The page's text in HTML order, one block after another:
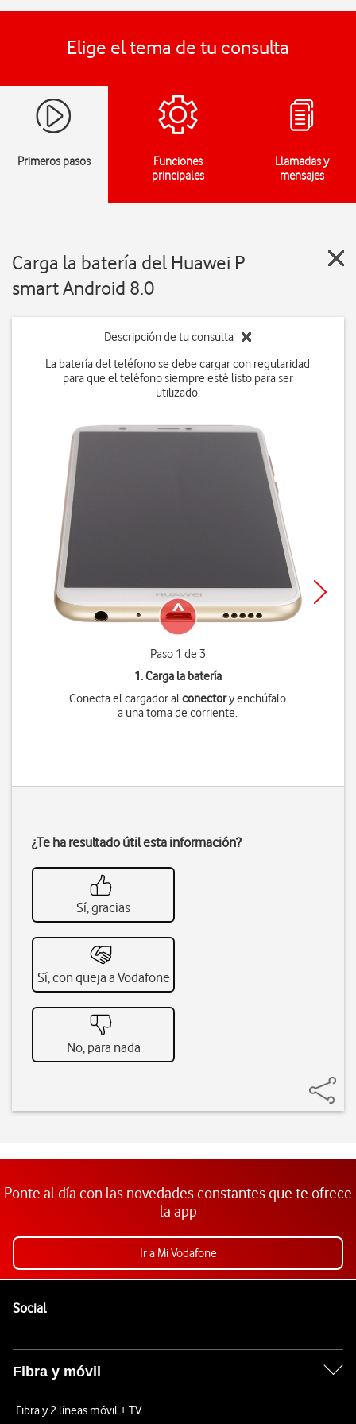
Elige el tema de tu consulta
Primeros pasos
Funciones
principales
Llamadas y
mensajes
Carga la batería del Huawei P
smart Android 8.0
Descripción de tu consulta
La batería del teléfono se debe cargar con regularidad
para que el teléfono siempre esté listo para ser
utilizado.
Paso 1 de 3
1. Carga la batería
Conecta el cargador alconectory enchúfalo
a una toma de corriente.
¿Te ha resultado útil esta información?
Sí, gracias
Sí, con queja a Vodafone
No, para nada
Ponte al día con las novedades constantes que te ofrece
la app
Ir a Mi Vodafone
SocialEnlaces a las redes sociales de Vodafone
Fibra y móvil
Fibra y 2 líneas móvil + TV